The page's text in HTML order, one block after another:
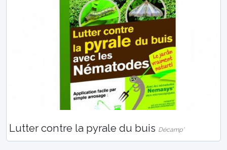
Lutter contre la pyrale du buis Décamp'